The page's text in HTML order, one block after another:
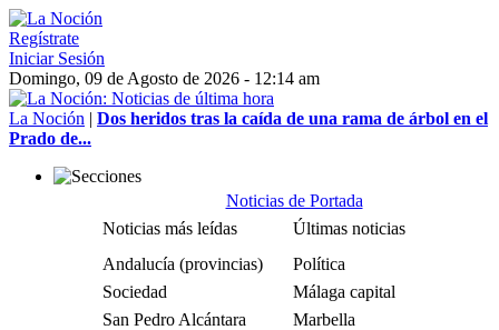
Regístrate
Iniciar Sesión
Domingo, 09 de Agosto de 2026 - 12:14 am
La Noción | Dos heridos tras la caída de una rama de árbol en el
Prado de...
Noticias de Portada
Noticias más leídas
Últimas noticias
Andalucía (provincias)
Política
Sociedad
Málaga capital
San Pedro Alcántara
Marbella